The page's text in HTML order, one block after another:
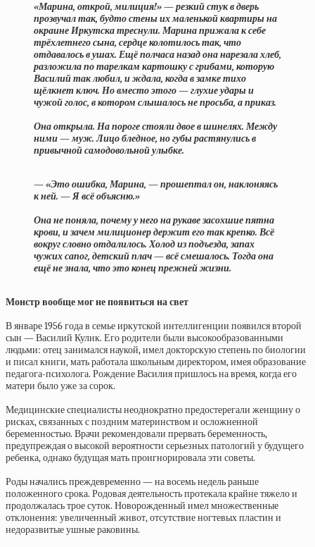
«Марина, открой, милиция!» — резкий стук в дверь
прозвучал так, будто стены их маленькой квартиры на
окраине Иркутска треснули. Марина прижала к себе
трёхлетнего сына, сердце колотилось так, что
отдавалось в ушах. Ещё полчаса назад она нарезала хлеб,
разложила по тарелкам картошку с грибами, которую
Василий так любил, и ждала, когда в замке тихо
щёлкнет ключ. Но вместо этого — глухие удары и
чужой голос, в котором слышалось не просьба, а приказ.
Она открыла. На пороге стояли двое в шинелях. Между
ними — муж. Лицо бледное, но губы растянулись в
привычной самодовольной улыбке.
— «Это ошибка, Марина, — прошептал он, наклоняясь
к ней. — Я всё объясню.»
Она не поняла, почему у него на рукаве засохшие пятна
крови, и зачем милиционер держит его так крепко. Всё
вокруг словно отдалилось. Холод из подъезда, запах
чужих сапог, детский плач — всё смешалось. Тогда она
ещё не знала, что это конец прежней жизни.
Монстр вообще мог не появиться на свет
В январе 1956 года в семье иркутской интеллигенции появился второй
сын — Василий Кулик. Его родители были высокообразованными
людьми: отец занимался наукой, имел докторскую степень по биологии
и писал книги, мать работала школьным директором, имея образование
педагога-психолога. Рождение Василия пришлось на время, когда его
матери было уже за сорок.
Медицинские специалисты неоднократно предостерегали женщину о
рисках, связанных с поздним материнством и осложненной
беременностью. Врачи рекомендовали прервать беременность,
предупреждая о высокой вероятности серьезных патологий у будущего
ребенка, однако будущая мать проигнорировала эти советы.
Роды начались преждевременно — на восемь недель раньше
положенного срока. Родовая деятельность протекала крайне тяжело и
продолжалась трое суток. Новорожденный имел множественные
отклонения: увеличенный живот, отсутствие ногтевых пластин и
недоразвитые ушные раковины.